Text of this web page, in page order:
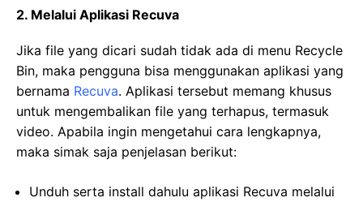
2. Melalui Aplikasi Recuva
Jika file yang dicari sudah tidak ada di menu Recycle
Bin, maka pengguna bisa menggunakan aplikasi yang
bernama Recuva. Aplikasi tersebut memang khusus
untuk mengembalikan file yang terhapus, termasuk
video. Apabila ingin mengetahui cara lengkapnya,
maka simak saja penjelasan berikut:
Unduh serta install dahulu aplikasi Recuva melalui